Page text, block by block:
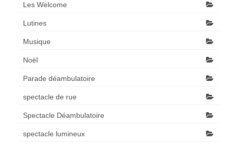
Les Welcome
Lutines
Musique
Noël
Parade déambulatoire
spectacle de rue
Spectacle Déambulatoire
spectacle lumineux